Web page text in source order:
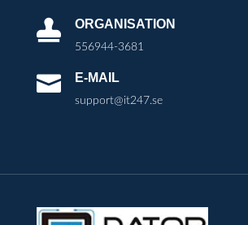
 ORGANISATION
556944-3681
 E-MAIL
support@it247.se